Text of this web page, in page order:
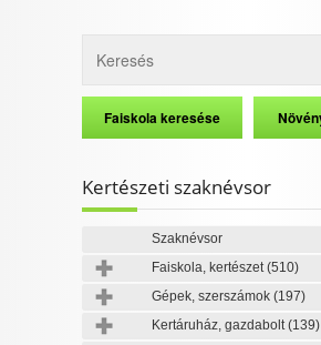
Kertészeti szaknévsor
Szaknévsor
Faiskola, kertészet(510)
Gépek, szerszámok (197)
Kertáruház, gazdabolt(139)